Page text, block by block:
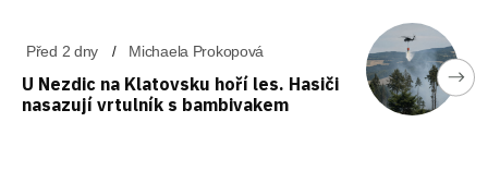
Před 2 dny Michaela Prokopová
U Nezdic na Klatovsku hoří les. Hasiči
nasazují vrtulník s bambivakem